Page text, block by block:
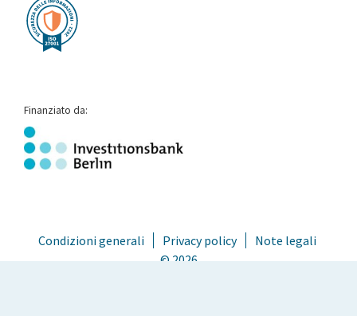
Finanziato da:
Condizioni generali Privacy policy
Note legali
© 2026